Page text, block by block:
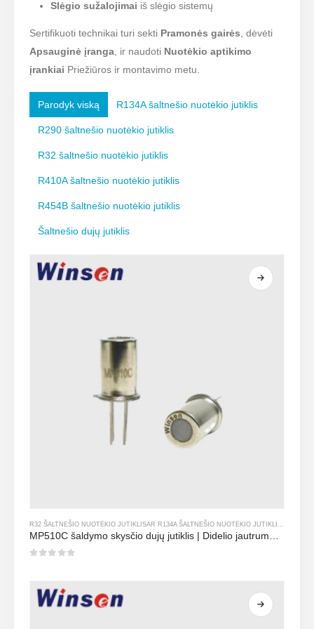
Slėgio sužalojimai iš slėgio sistemų
Sertifikuoti technikai turi sekti Pramonės gairės, dėvėti
Apsauginė įranga, ir naudoti Nuotėkio aptikimo
įrankiai Priežiūros ir montavimo metu.
Parodyk viską R134A šaltnešio nuotėkio jutiklis
R290 šaltnešio nuotėkio jutiklis
R32 šaltnešio nuotėkio jutiklis
R410A šaltnešio nuotėkio jutiklis
R454B šaltnešio nuotėkio jutiklis
Šaltnešio dujų jutiklis
R32 ŠALTNEŠIO NUOTĖKIO JUTIKLISAR R134A ŠALTNEŠIO NUOTĖKIO JUTIKLIS AR
MP510C šaldymo skysčio dujų jutiklis | Didelio jautrumo FREON nutekėjimo aptikimas R32, R134A, R410A, R290